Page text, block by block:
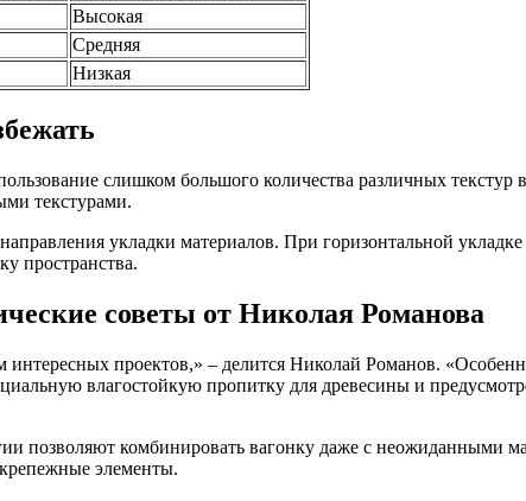
Высокая
Средняя
Низкая
слишком большого количества различных
текстурами.
укладки материалов. При горизонтальной
пространства.
советы от Николая Романова
проектов,» – делится Николай Романов.
влагостойкую пропитку для древесины и
позволяют комбинировать вагонку даже с неожиданными
элементы.